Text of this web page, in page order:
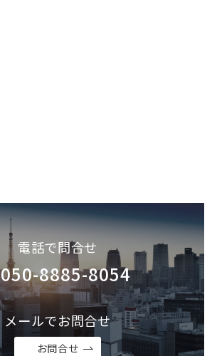
電話で問合せ
050-8885-8054
メールでお問合せ
お問合せ